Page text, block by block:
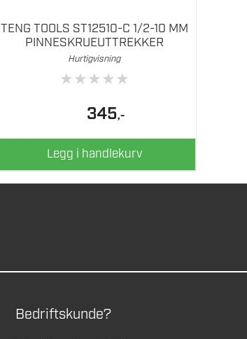
TENG TOOLS ST12510-C 1/2-10 MM
PINNESKRUEUTTREKKER
Hurtigvisning
★★★★★
345,-
Legg i handlekurv
Bedriftskunde?